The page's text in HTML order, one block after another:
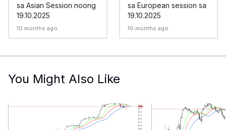
sa Asian Session noong
19.10.2025
10 months ago
sa European session sa
19.10.2025
10 months ago
You Might Also Like